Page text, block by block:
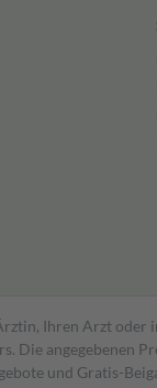
Ihren Arzt
angegebenen
und Gratis-